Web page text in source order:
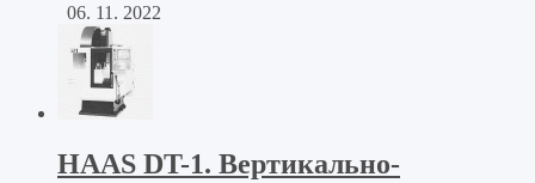
06. 11. 2022
HAAS DT-1. Вертикально-